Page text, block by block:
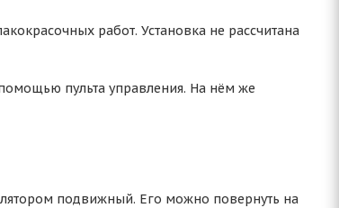
работ. Установка не рассчитана
пульта управления. На нём же
подвижный. Его можно повернуть на